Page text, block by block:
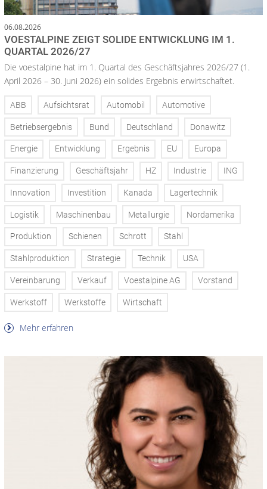
06.08.2026
VOESTALPINE ZEIGT SOLIDE ENTWICKLUNG IM 1.
QUARTAL 2026/27
Die voestalpine hat im 1. Quartal des Geschäftsjahres 2026/27 (1.
April 2026 – 30. Juni 2026) ein solides Ergebnis erwirtschaftet.
ABB Aufsichtsrat Automobil Automotive
Betriebsergebnis Bund Deutschland Donawitz
Energie Entwicklung Ergebnis EU Europa
Finanzierung Geschäftsjahr HZ Industrie ING
Innovation Investition Kanada Lagertechnik
Logistik Maschinenbau Metallurgie Nordamerika
Produktion Schienen Schrott Stahl
Stahlproduktion Strategie Technik USA
Vereinbarung Verkauf Voestalpine AG Vorstand
Werkstoff Werkstoffe Wirtschaft
Mehr erfahren